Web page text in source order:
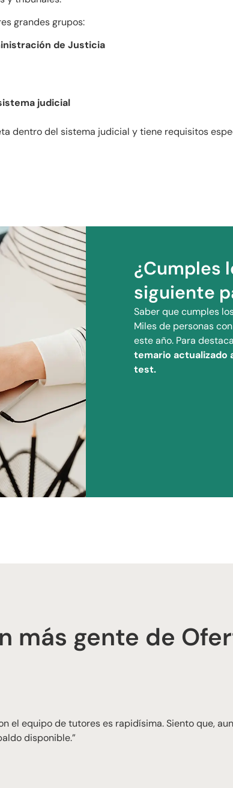
grandes grupos:
de Justicia
judicial
dentro del sistema judicial y tiene requisitos
¿Cumples
siguiente
Saber que cumples
Miles de personas
este año. Para
temario actualizado
test.
más gente de
el equipo de tutores es rapidísima. Siento que,
disponible.”